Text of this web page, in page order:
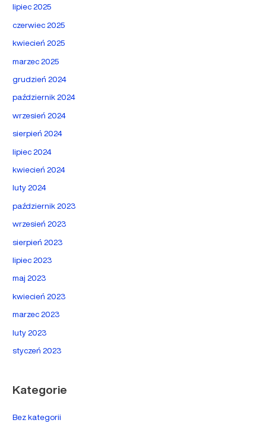
lipiec 2025
czerwiec 2025
kwiecień 2025
marzec 2025
grudzień 2024
październik 2024
wrzesień 2024
sierpień 2024
lipiec 2024
kwiecień 2024
luty 2024
październik 2023
wrzesień 2023
sierpień 2023
lipiec 2023
maj 2023
kwiecień 2023
marzec 2023
luty 2023
styczeń 2023
Kategorie
Bez kategorii